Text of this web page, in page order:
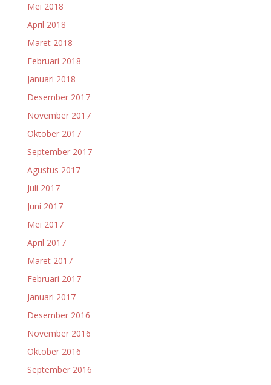
Mei 2018
April 2018
Maret 2018
Februari 2018
Januari 2018
Desember 2017
November 2017
Oktober 2017
September 2017
Agustus 2017
Juli 2017
Juni 2017
Mei 2017
April 2017
Maret 2017
Februari 2017
Januari 2017
Desember 2016
November 2016
Oktober 2016
September 2016